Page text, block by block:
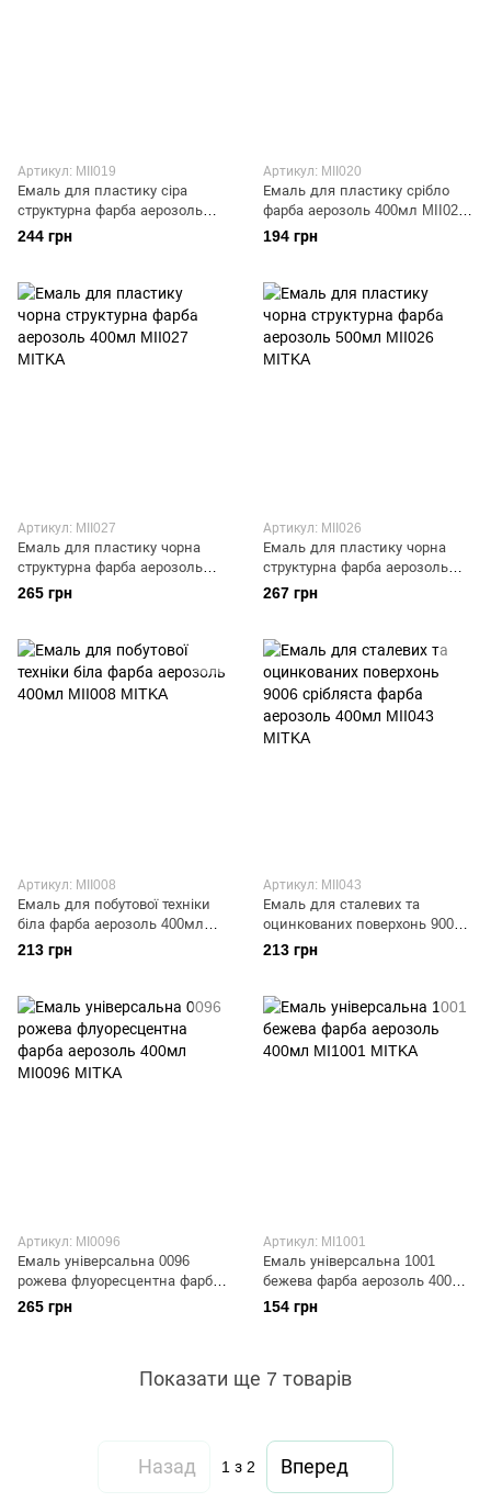
Артикул: MII019
Емаль для пластику сіра
структурна фарба аерозоль
400мл MII019 MITKA
244 грн
Артикул: MII020
Емаль для пластику срібло
фарба аерозоль 400мл MII020
MITKA
194 грн
Артикул: MII027
Емаль для пластику чорна
структурна фарба аерозоль
400мл MII027 MITKA
265 грн
Артикул: MII026
Емаль для пластику чорна
структурна фарба аерозоль
500мл MII026 MITKA
267 грн
Артикул: MII008
Емаль для побутової техніки
біла фарба аерозоль 400мл
MII008 MITKA
213 грн
Артикул: MII043
Емаль для сталевих та
оцинкованих поверхонь 9006
срібляста фарба аерозоль
400мл MII043 MITKA
213 грн
Артикул: MI0096
Емаль універсальна 0096
рожева флуоресцентна фарба
аерозоль 400мл MI0096 MITKA
265 грн
Артикул: MI1001
Емаль універсальна 1001
бежева фарба аерозоль 400мл
MI1001 MITKA
154 грн
Показати ще 7 товарів
Назад 1 з 2 Вперед